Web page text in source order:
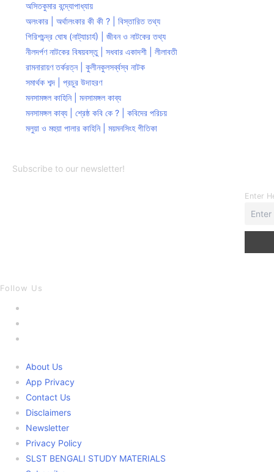
অসিতকুমার বন্দ্যোপাধ্যায়
অলংকার | অর্থালংকার কী কী ? | বিস্তারিত তথ্য
গিরিশচন্দ্র ঘোষ (নাট্যাচার্য) | জীবন ও নাটকের তথ্য
নীলদর্পণ নাটকের বিষয়বস্তু | সধবার একাদশী | লীলাবতী
রামনারায়ণ তর্করত্ন | কুলীনকুলসর্ব্বস্ব নাটক
সমার্থক শব্দ | প্রচুর উদাহরণ
মনসামঙ্গল কাহিনি | মনসামঙ্গল কাব্য
মনসামঙ্গল কাব্য | শ্রেষ্ঠ কবি কে ? | কবিদের পরিচয়
মলুয়া ও মহুয়া পালার কাহিনি | ময়মনসিংহ গীতিকা
Subscribe to our newsletter!
Enter
Follow Us
tab
new
tab
a
new
tab
About Us
App Privacy
Contact Us
Disclaimers
Newsletter
Privacy Policy
SLST BENGALI STUDY MATERIALS